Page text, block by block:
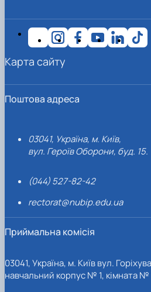
Поштова адреса
03041, Україна, м. Київ,
вул. Героїв Оборони, буд. 15.
(044) 527-82-42
rectorat@nubip.edu.ua
Приймальна комісія
03041, Україна, м. Київ вул.
навчальний корпус № 1, кімната №
Карта сайту